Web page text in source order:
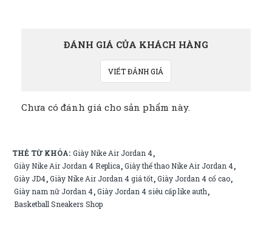
ĐÁNH GIÁ CỦA KHÁCH HÀNG
VIẾT ĐÁNH GIÁ
Chưa có đánh giá cho sản phẩm này.
THẺ TỪ KHÓA: Giày Nike Air Jordan 4,
Giày Nike Air Jordan 4 Replica,Giày thể thao Nike Air Jordan 4,
Giày JD4,Giày Nike Air Jordan 4 giá tốt,Giày Jordan 4 cổ cao,
Giày nam nữ Jordan 4,Giày Jordan 4 siêu cấp like auth,
Basketball Sneakers Shop